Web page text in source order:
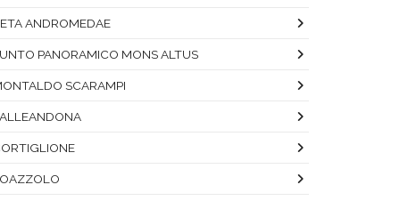
ANDROMEDAE
PANORAMICO MONS ALTUS
SCARAMPI